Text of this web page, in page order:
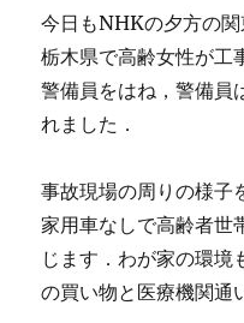
今日もNHKの夕方の関
栃木県で高齢女性が工
警備員をはね，警備員
れました．
事故現場の周りの様子
家用車なしで高齢者世
じます．わが家の環境
の買い物と医療機関通